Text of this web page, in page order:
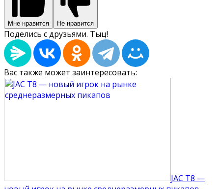
Мне нравится Не нравится
Поделись с друзьями. Тыц!
Вас также может заинтересовать:
JAC T8 —